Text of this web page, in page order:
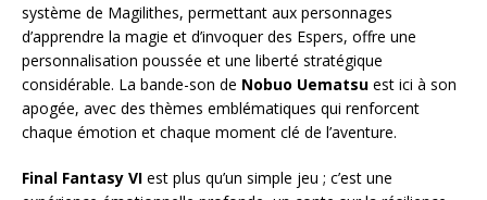
système de Magilithes, permettant aux personnages
d’apprendre la magie et d’invoquer des Espers, offre une
personnalisation poussée et une liberté stratégique
considérable. La bande-son de Nobuo Uematsu est ici à son
apogée, avec des thèmes emblématiques qui renforcent
chaque émotion et chaque moment clé de l’aventure.
Final Fantasy VI est plus qu’un simple jeu ; c’est une